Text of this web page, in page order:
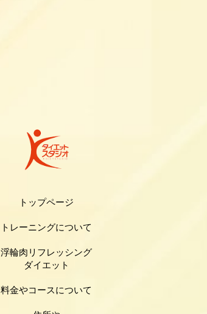
トップページ
トレーニングについて
浮輪肉リフレッシング
ダイエット
料金やコースについて